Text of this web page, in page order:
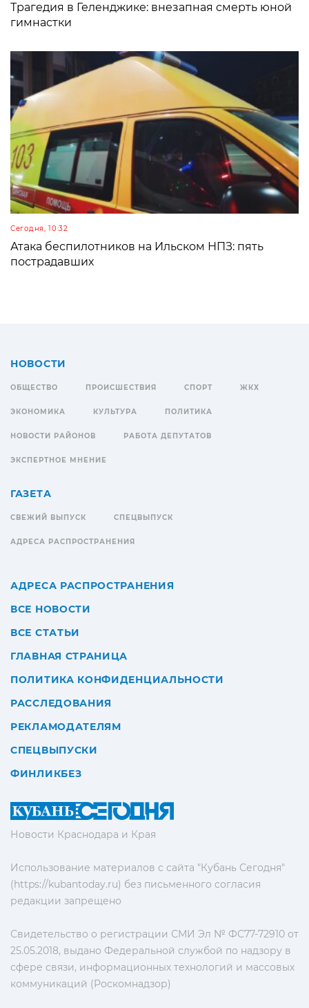
Трагедия в Геленджике: внезапная смерть юной
гимнастки
Сегодня, 10:32
Атака беспилотников на Ильском НПЗ: пять
пострадавших
Новости Краснодара и Края
Использование материалов с сайта "Кубань Сегодня"
(https://kubantoday.ru) без письменного согласия
редакции запрещено
Свидетельство о регистрации СМИ Эл № ФС77-72910 от
25.05.2018, выдано Федеральной службой по надзору в
сфере связи, информационных технологий и массовых
коммуникаций (Роскомнадзор)
НОВОСТИ
ОБЩЕСТВО ПРОИСШЕСТВИЯ СПОРТ ЖКХ
ЭКОНОМИКА КУЛЬТУРА ПОЛИТИКА
НОВОСТИ РАЙОНОВ РАБОТА ДЕПУТАТОВ
ЭКСПЕРТНОЕ МНЕНИЕ
ГАЗЕТА
СВЕЖИЙ ВЫПУСК СПЕЦВЫПУСК
АДРЕСА РАСПРОСТРАНЕНИЯ
АДРЕСА РАСПРОСТРАНЕНИЯ
ВСЕ НОВОСТИ
ВСЕ СТАТЬИ
ГЛАВНАЯ СТРАНИЦА
ПОЛИТИКА КОНФИДЕНЦИАЛЬНОСТИ
РАССЛЕДОВАНИЯ
РЕКЛАМОДАТЕЛЯМ
СПЕЦВЫПУСКИ
ФИНЛИКБЕЗ